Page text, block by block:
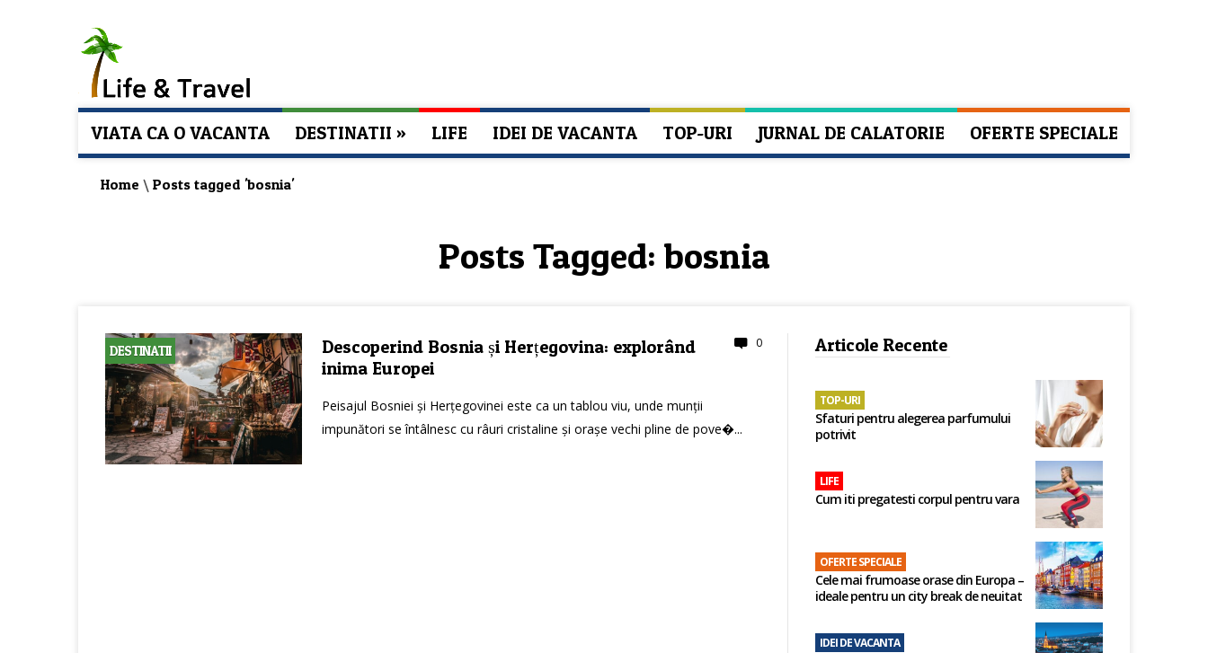
VIATA CA O VACANTA DESTINATII » LIFE IDEI DE VACANTA TOP-URI JURNAL DE CALATORIE OFERTE SPECIALE
Home \ Posts tagged 'bosnia'
Posts Tagged: bosnia
DESTINATII 0
Descoperind Bosnia și Herțegovina: explorând
inima Europei
Peisajul Bosniei și Herțegovinei este ca un tablou viu, unde munții
impunători se întâlnesc cu râuri cristaline și orașe vechi pline de pove�...
Articole Recente
TOP-URI
Sfaturi pentru alegerea parfumului
potrivit
LIFE
Cum iti pregatesti corpul pentru vara
OFERTE SPECIALE
Cele mai frumoase orase din Europa –
ideale pentru un city break de neuitat
IDEI DE VACANTA